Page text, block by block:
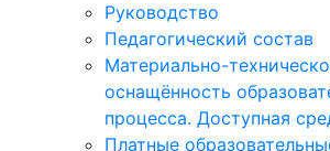
Руководство
Педагогический состав
Материально-
оснащённость
процесса. Доступная
Платные